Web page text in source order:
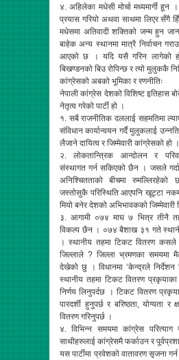
४. अहिलेका मधेसी मोर्चा मध्यमार्गी हून
प्रयास गरियो अथवा साथमा लिएर सँगै
मधेसमा अतिवादी शक्तिको जन्म हुन
बाहेक अन्य स्थानमा मात्रै निर्वाचन
आएको छ । यदि यसै गरिन लागेको
बिखण्डनको बिउ रोपिन्छ र त्यो मुलुककै
कांग्रेसको अबको भूमिका र रणनीतिः
नेपाली कांग्रेस देशको विशिष्ट इतिहास
नेतृत्व गरेको पार्टी हो ।
१. सबै राजनीतिक दललाई सहमतिमा
संविधान कार्यान्वयन गर्दै मुलुकलाई
लैजाने दायित्व र जिम्मेवारी कांग्रेसको हो ।
२. लोकतान्त्रिक आन्दोलन र
संस्थागत गर्न सकिएको छैन । जसले
अनिश्चितताको बीचमा
जस्तोसुकै परिस्थिति आएपनि खूट्टा
मियो बनेर देशको अभिभावकको जिम्मेवारी
३. आगामी ०७४ माघ ७ भित्र तीनै
विकल्प छैन । ०७४ बैशाख ३१ गते
। स्थानीय तहमा टिकट वितरण कसले
जिल्लाले ? जिल्ला भ्रमणका समयमा
देखेको छु । विधानमा ‘केन्द्रले
स्थानीय तहमा टिकट वितरण
निर्णय लिनुपर्दछ । टिकट वितरण
पारदर्शी हुनुपर्छ र बरिष्ठता, योग्यता र
वितरण गरिनुपर्छ ।
४. विभिन्न समयमा कांग्रेस
साथीहरुलाई कांग्रेसमै फर्काउन र
यस पार्टीमा प्रवेशको वातावरण सृजना